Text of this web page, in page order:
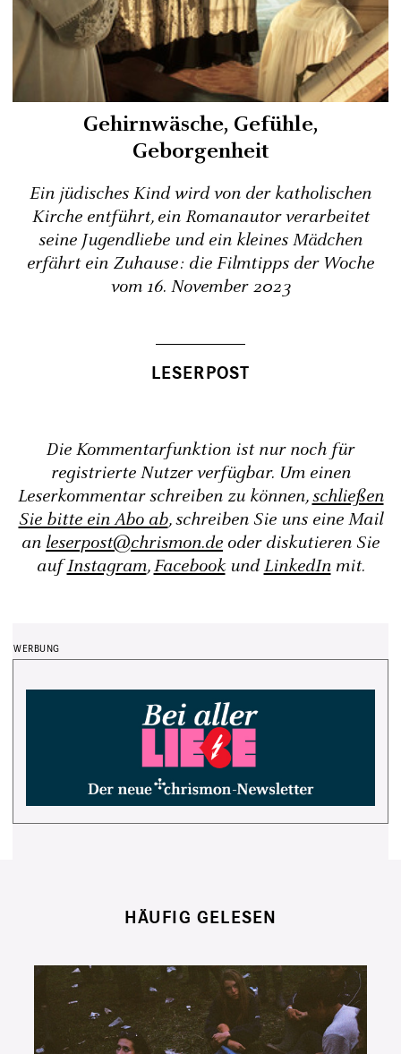
Gehirnwäsche, Gefühle,
Geborgenheit
Ein jüdisches Kind wird von der katholischen
Kirche entführt, ein Romanautor verarbeitet
seine Jugendliebe und ein kleines Mädchen
erfährt ein Zuhause: die Filmtipps der Woche
vom 16. November 2023
Die Kommentarfunktion ist nur noch für
registrierte Nutzer verfügbar. Um einen
Leserkommentar schreiben zu können,schließen
Sie bitte ein Abo ab, schreiben Sie uns eine Mail
an leserpost@chrismon.de oder diskutieren Sie
aufInstagram,FacebookundLinkedInmit.
HÄUFIG GELESEN